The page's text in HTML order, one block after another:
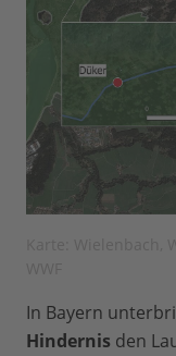
In Bayern
Hindernis den